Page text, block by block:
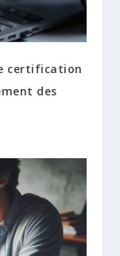
certification
des